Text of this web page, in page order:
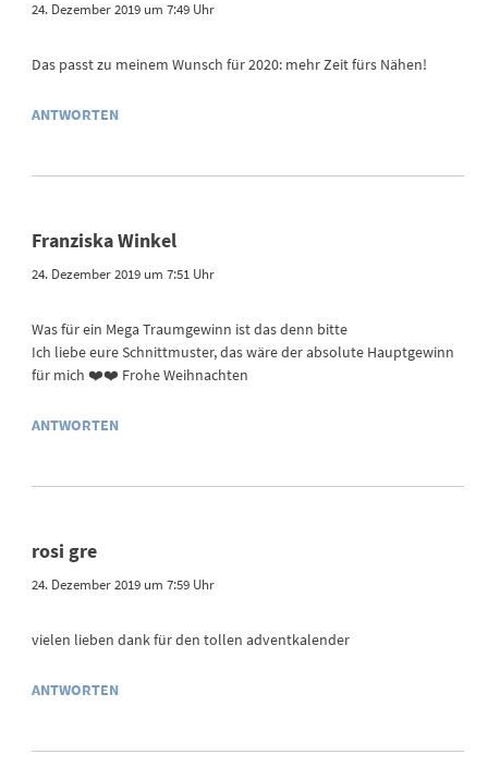
24. Dezember 2019 um 7:49 Uhr
Das passt zu meinem Wunsch für 2020: mehr Zeit fürs Nähen!
ANTWORTEN
Franziska Winkel
24. Dezember 2019 um 7:51 Uhr
Was für ein Mega Traumgewinn ist das denn bitte
Ich liebe eure Schnittmuster, das wäre der absolute Hauptgewinn
für mich ❤️❤️ Frohe Weihnachten
ANTWORTEN
rosi gre
24. Dezember 2019 um 7:59 Uhr
vielen lieben dank für den tollen adventkalender
ANTWORTEN